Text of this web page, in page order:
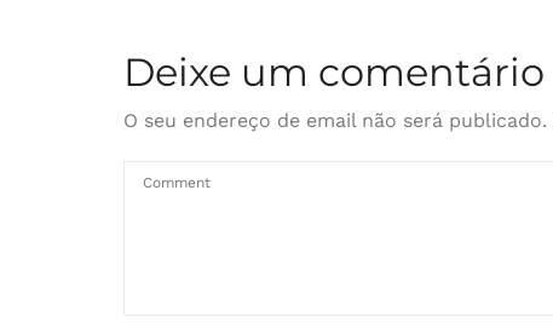
Deixe um comentário
O seu endereço de email não será publicado.